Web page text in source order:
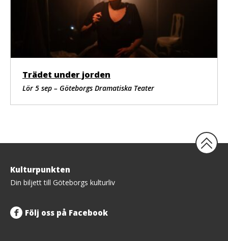
Trädet under jorden
Lör 5 sep – Göteborgs Dramatiska Teater
Tillbaka
upp
Kulturpunkten
Din biljett till Göteborgs kulturliv
Följ oss på Facebook